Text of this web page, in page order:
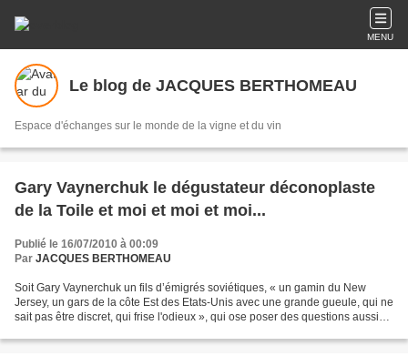
MENU
Le blog de JACQUES BERTHOMEAU
Espace d'échanges sur le monde de la vigne et du vin
Gary Vaynerchuk le dégustateur déconoplaste
de la Toile et moi et moi et moi...
Publié le 16/07/2010 à 00:09
Par JACQUES BERTHOMEAU
Soit Gary Vaynerchuk un fils d’émigrés soviétiques, « un gamin du New
Jersey, un gars de la côte Est des Etats-Unis avec une grande gueule, qui ne
sait pas être discret, qui frise l'odieux », qui ose poser des questions aussi